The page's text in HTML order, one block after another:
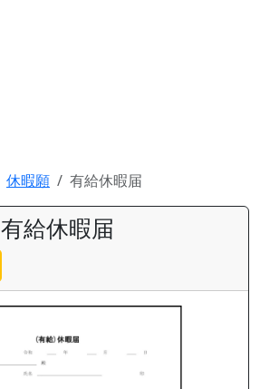
休暇願 有給休暇届
有給休暇届